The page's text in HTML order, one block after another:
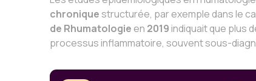
chronique structurée, par exemple dans le
de Rhumatologie en 2019 indiquait que plus
processus inflammatoire, souvent sous-